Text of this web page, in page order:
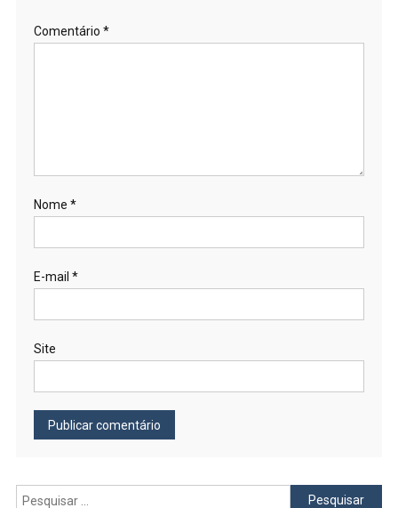
Comentário *
Nome *
E-mail *
Site
Pesquisar